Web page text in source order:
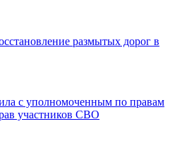
размытых дорог в
с уполномоченным по правам
участников СВО